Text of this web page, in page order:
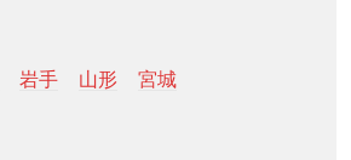
岩手 山形 宮城